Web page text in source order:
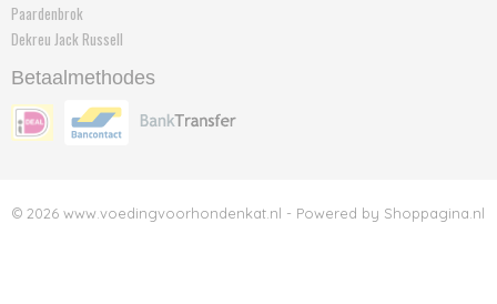
Paardenbrok
Dekreu Jack Russell
Betaalmethodes
© 2026 www.voedingvoorhondenkat.nl - Powered by Shoppagina.nl